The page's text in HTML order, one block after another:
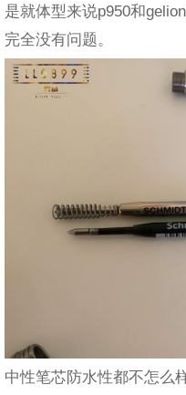
是就体型来说p950和
完全没有问题。
中性笔芯防水性都不怎么